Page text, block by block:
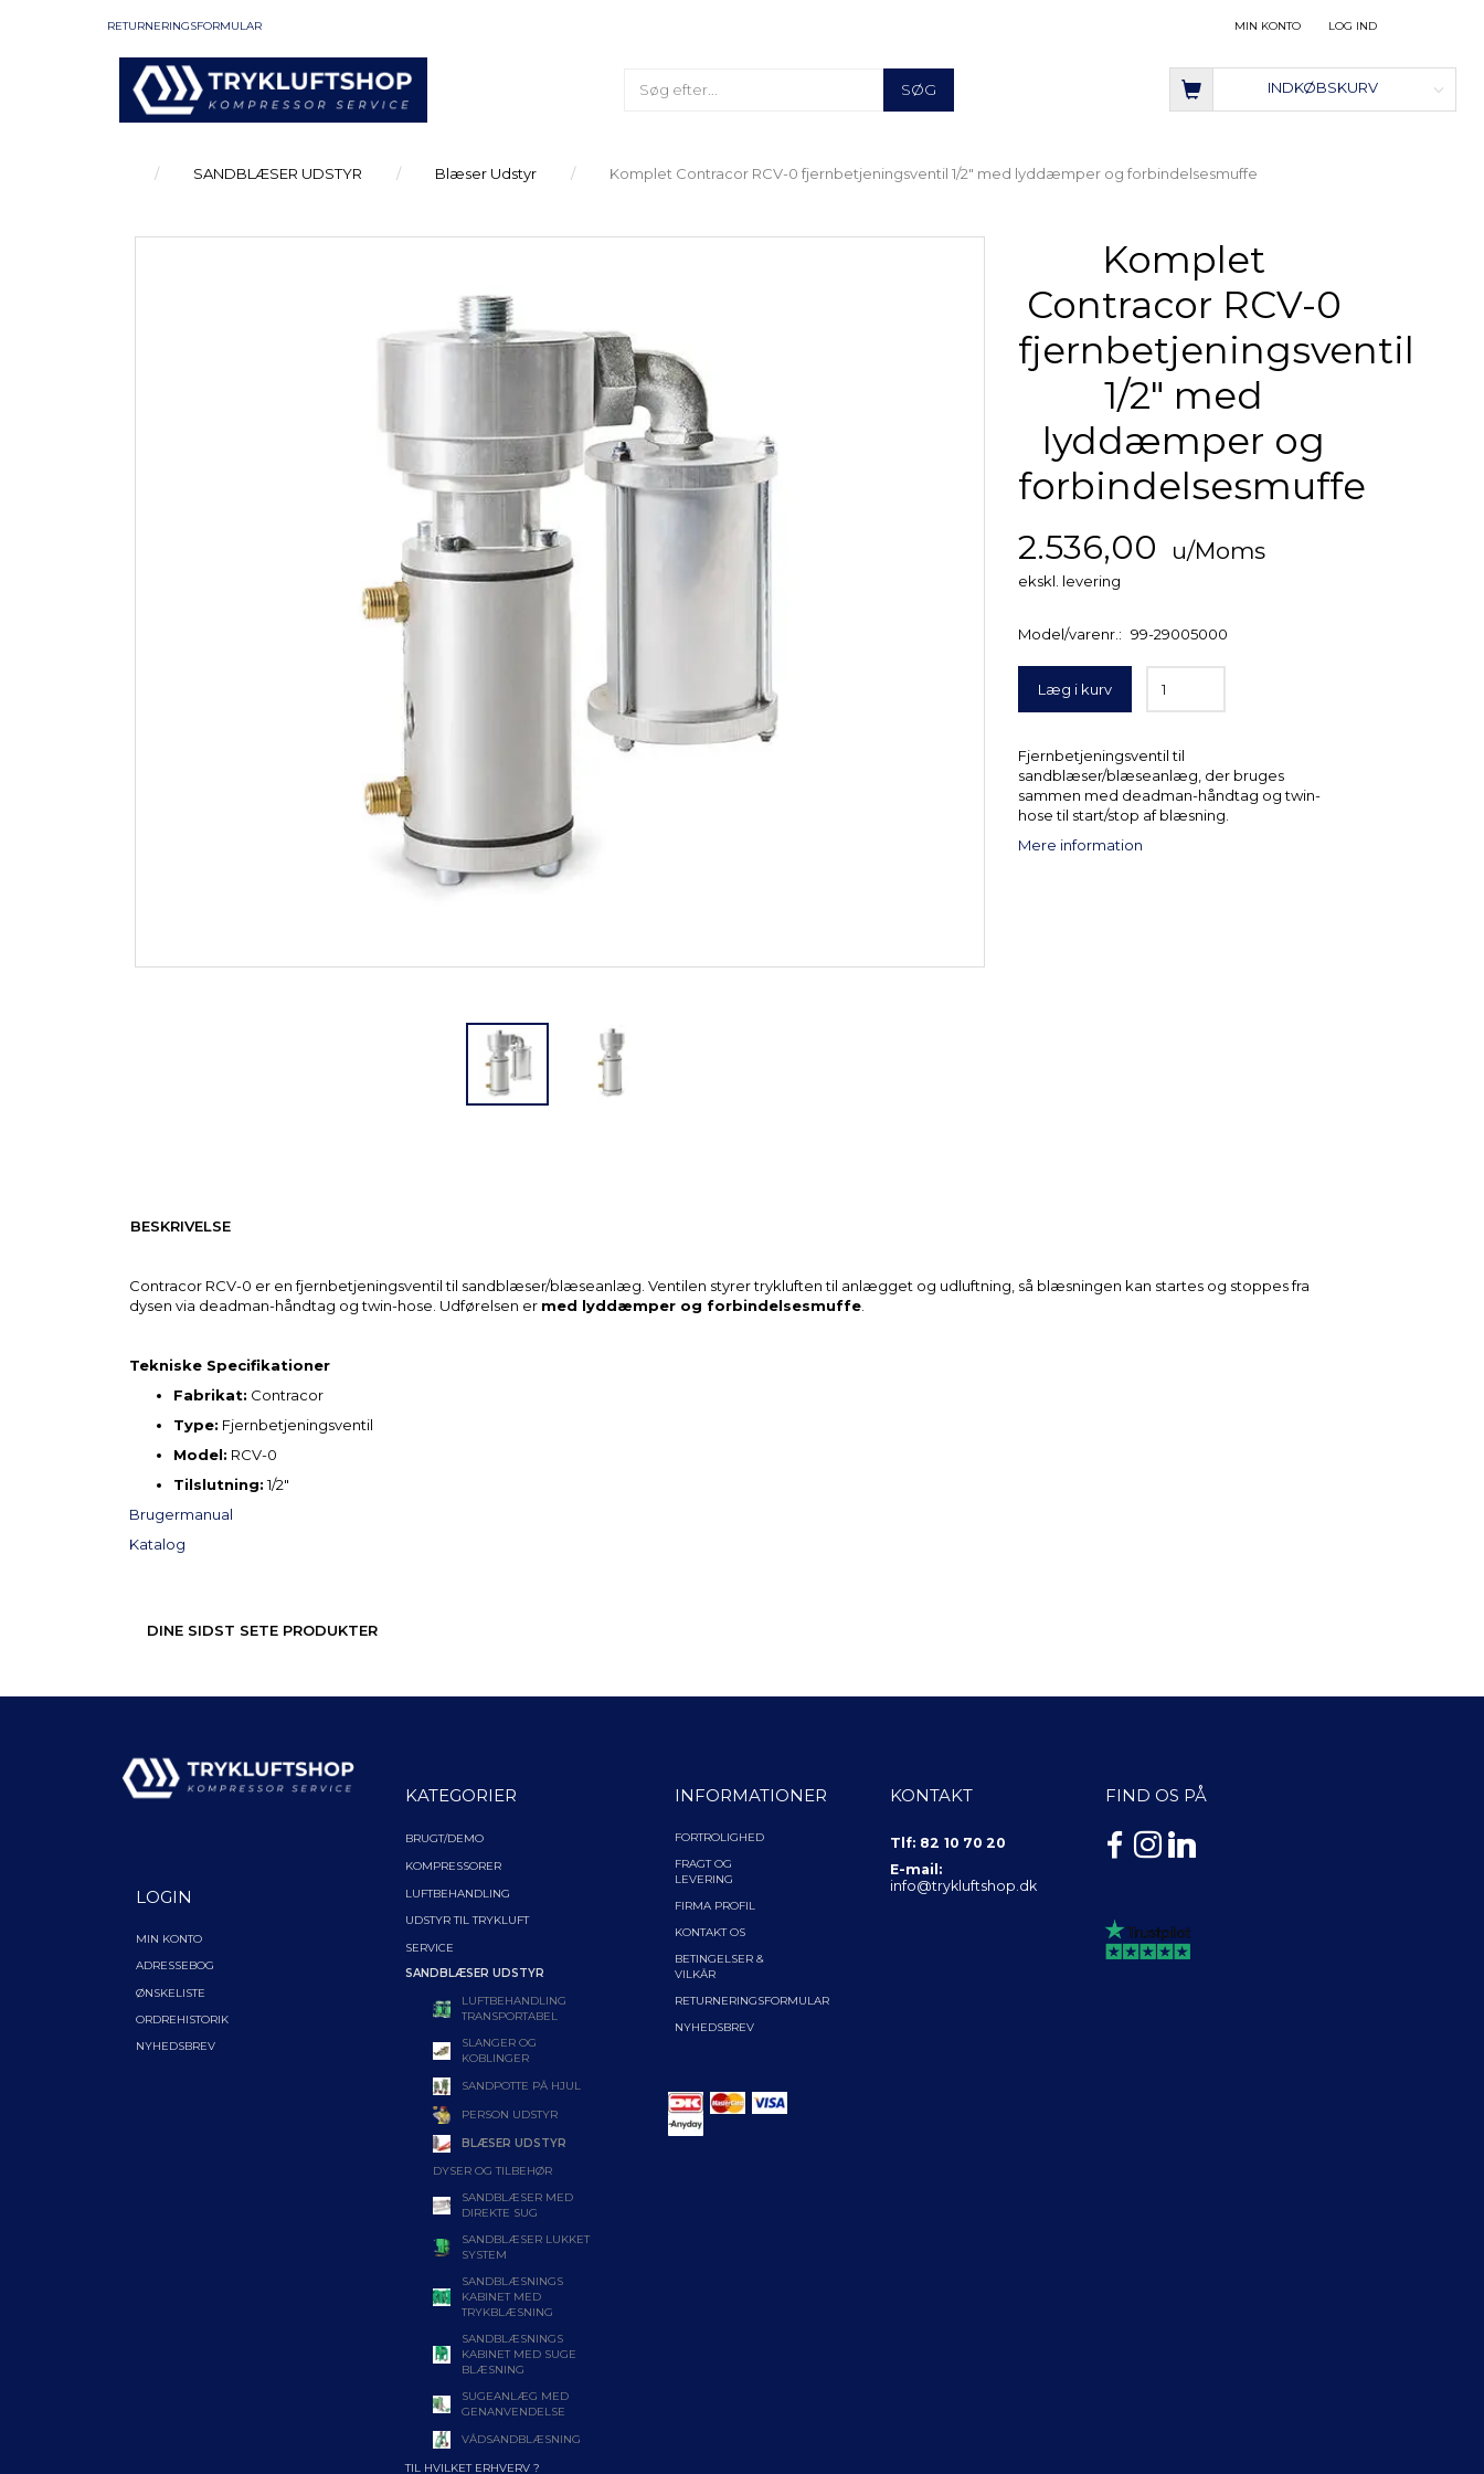
LOG IND
MIN KONTO
RETURNERINGSFORMULAR
SØG INDKØBSKURV
SANDBLÆSER UDSTYR Blæser Udstyr Komplet Contracor RCV-0 fjernbetjeningsventil 1/2" med lyddæmper og forbindelsesmuffe
Komplet
Contracor RCV-0
fjernbetjeningsventil
1/2" med
lyddæmper og
forbindelsesmuffe
2.536,00 u/Moms
ekskl. levering
Model/varenr.: 99-29005000
Læg i kurv
Fjernbetjeningsventil til
sandblæser/blæseanlæg, der bruges
sammen med deadman-håndtag og twin-
hose til start/stop af blæsning.
Mere information
BESKRIVELSE
Contracor RCV-0 er en fjernbetjeningsventil til sandblæser/blæseanlæg. Ventilen styrer trykluften til anlægget og udluftning, så blæsningen kan startes og stoppes fra
dysen via deadman-håndtag og twin-hose. Udførelsen er med lyddæmper og forbindelsesmuffe.
Tekniske Specifikationer
Fabrikat: Contracor
Type: Fjernbetjeningsventil
Model: RCV-0
Tilslutning:1/2"
Brugermanual
Katalog
DINE SIDST SETE PRODUKTER
LOGIN
MIN KONTO
ADRESSEBOG
ØNSKELISTE
ORDREHISTORIK
NYHEDSBREV
KATEGORIER
BRUGT/DEMO
KOMPRESSORER
LUFTBEHANDLING
UDSTYR TIL TRYKLUFT
SERVICE
SANDBLÆSER UDSTYR
LUFTBEHANDLING
TRANSPORTABEL
SLANGER OG
KOBLINGER
SANDPOTTE PÅ HJUL
PERSON UDSTYR
BLÆSER UDSTYR
DYSER OG TILBEHØR
SANDBLÆSER MED
DIREKTE SUG
SANDBLÆSER LUKKET
SYSTEM
SANDBLÆSNINGS
KABINET MED
TRYKBLÆSNING
SANDBLÆSNINGS
KABINET MED SUGE
BLÆSNING
SUGEANLÆG MED
GENANVENDELSE
VÅDSANDBLÆSNING
TIL HVILKET ERHVERV ?
INFORMATIONER
FORTROLIGHED
FRAGT OG
LEVERING
FIRMA PROFIL
KONTAKT OS
BETINGELSER &
VILKÅR
RETURNERINGSFORMULAR
NYHEDSBREV
KONTAKT
Tlf: 82 10 70 20
E-mail:
info@trykluftshop.dk
FIND OS PÅ